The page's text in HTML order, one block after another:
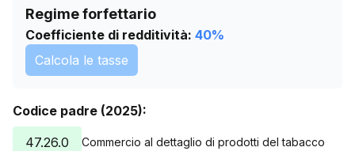
Regime forfettario
Coefficiente di redditività: 40%
Calcola le tasse
Codice padre (2025):
47.26.0
Commercio al dettaglio di prodotti del tabacco